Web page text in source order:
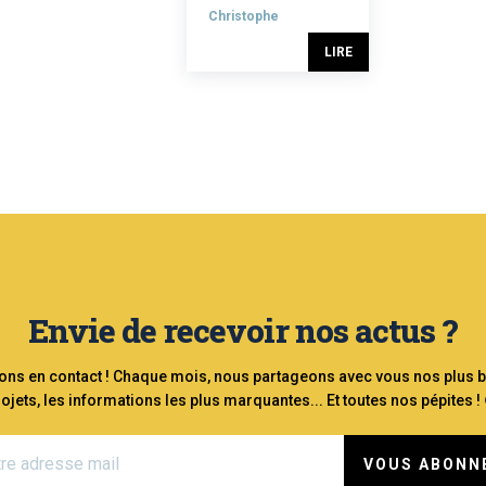
Christophe
LIRE
Envie de recevoir nos actus ?
en contact ! Chaque mois, nous partageons avec vous nos plus
les informations les plus marquantes... Et toutes nos pépites !
VOUS